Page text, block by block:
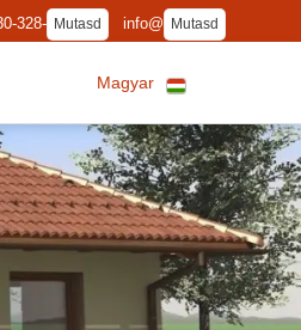
328- Mutasd info@ Mutasd
Magyar